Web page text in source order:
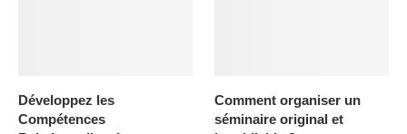
Développez les
Compétences
Comment organiser un
séminaire original et